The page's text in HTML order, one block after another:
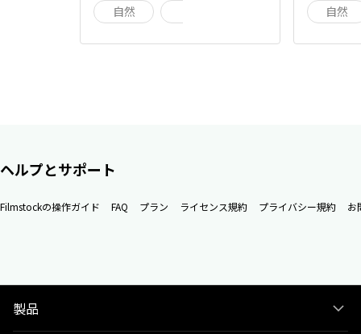
自然 自然
ヘルプとサポート
Filmstockの操作ガイド FAQ プラン ライセンス規約 プライバシー規約 お
製品